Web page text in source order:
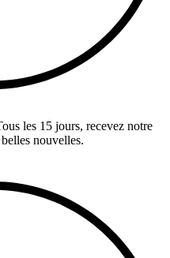
les 15 jours, recevez notre
nouvelles.